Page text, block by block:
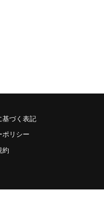
基づく表記
ポリシー
約